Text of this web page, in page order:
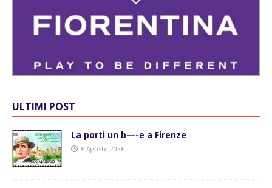
ULTIMI POST
La porti un b—-e a Firenze
6 Agosto 2026